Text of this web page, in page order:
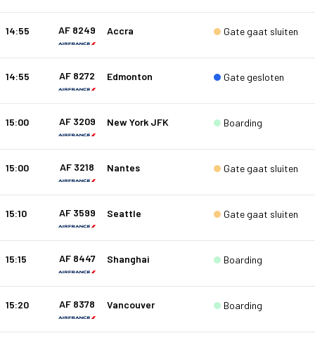
14:55 AF 8249 Accra Gate gaat sluiten
14:55 AF 8272 Edmonton Gate gesloten
15:00 AF 3209 New York JFK Boarding
15:00 AF 3218 Nantes Gate gaat sluiten
15:10 AF 3599 Seattle Gate gaat sluiten
15:15 AF 8447 Shanghai Boarding
15:20 AF 8378 Vancouver Boarding